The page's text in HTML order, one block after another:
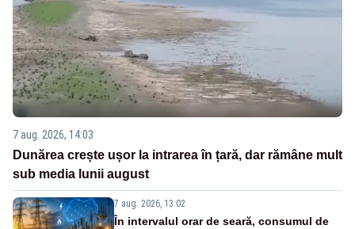
7 aug. 2026, 14:03
Dunărea crește ușor la intrarea în țară, dar rămâne mult
sub media lunii august
7 aug. 2026, 13:02
În intervalul orar de seară, consumul de